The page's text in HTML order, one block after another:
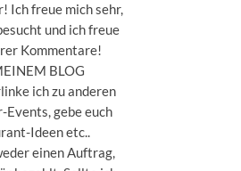
Ich freue mich sehr,
und ich freue
Kommentare!
BLOG
ich zu anderen
Events, gebe euch
Ideen etc..
einen Auftrag,